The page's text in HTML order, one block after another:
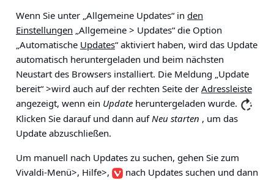
Wenn Sie unter „Allgemeine Updates“ in den
Einstellungen „Allgemeine > Updates“ die Option
„Automatische Updates“ aktiviert haben, wird das Update
automatisch heruntergeladen und beim nächsten
Neustart des Browsers installiert. Die Meldung „Update
bereit“ >wird auch auf der rechten Seite der Adressleiste
angezeigt, wenn ein Update heruntergeladen wurde.
Klicken Sie darauf und dann aufNeu starten , um das
Update abzuschließen.
Um manuell nach Updates zu suchen, gehen Sie zum
Vivaldi-Menü>, Hilfe>,
nach Updates suchen und dann